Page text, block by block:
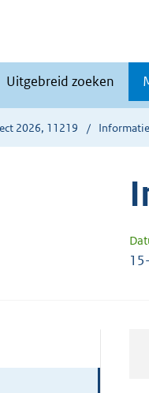
Uitgebreid zoeken
2026, 11219